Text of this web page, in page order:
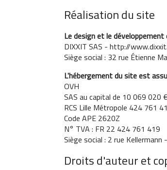
Réalisation du site
Le design et le
DIXXIT SAS - http://
Siège social : 32 rue Étienne
L'hébergement du site est
OVH
SAS au capital de 10 069 020 €
RCS Lille Métropole 424 761
Code APE 2620Z
N° TVA : FR 22 424 761 419
Siège social : 2 rue
Droits d'auteur et